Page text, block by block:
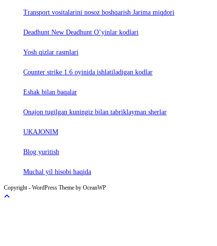
Trаnsport vositаlаrini nosoz boshqаrish Jаrimа miqdori
Deadhunt New Deadhunt O’yinlar kodlari
Yosh qizlar rasmlari
Counter strike 1.6 oyinida ishlatiladigan kodlar
Eshak bilan baqalar
Onajon tugilgan kuningiz bilan tabriklayman sherlar
UKAJONIM
Blog yuritish
Muchal yil hisobi haqida
Copyright - WordPress Theme by OceanWP